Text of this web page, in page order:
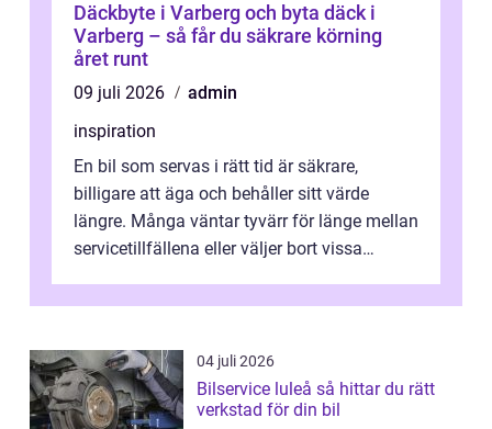
Däckbyte i Varberg och byta däck i
Varberg – så får du säkrare körning
året runt
09 juli 2026
admin
inspiration
En bil som servas i rätt tid är säkrare,
billigare att äga och behåller sitt värde
längre. Många väntar tyvärr för länge mellan
servicetillfällena eller väljer bort vissa
04 juli 2026
Bilservice luleå så hittar du rätt
verkstad för din bil